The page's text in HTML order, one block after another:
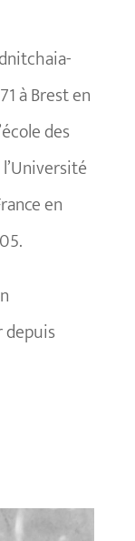
à Brest en
des
en
depuis